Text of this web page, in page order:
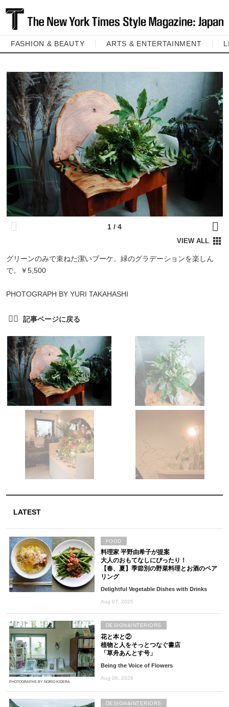
FASHION & BEAUTY ARTS & ENTERTAINMENT
グリーンのみで束ねた潔いブーケ。緑のグラデーションを楽しん
で。￥5,500
PHOTOGRAPH BY YURI TAKAHASHI
LATEST
料理家 平野由希子が提案
大人のおもてなしにぴったり！
【春、夏】季節別の野菜料理とお酒のペア
リング
Delightful Vegetable Dishes with Drinks
Aug 07, 2026
FOOD
PHOTOGRAPHS BY NORIO KIDERA
花と本と②
植物と人をそっとつなぐ書店
「草舟あんとす号」
Being the Voice of Flowers
Aug 06, 2026
DESIGN&INTERIORS
DESIGN&INTERIORS